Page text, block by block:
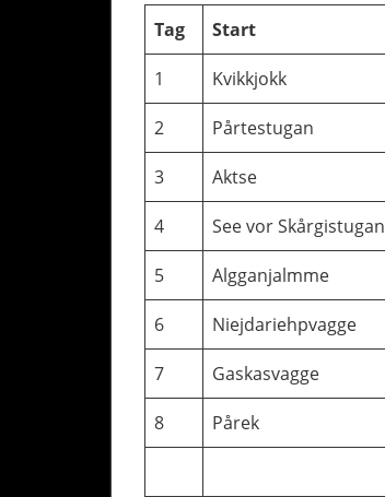
Tag Start
1 Kvikkjokk
2 Pårtestugan
3 Aktse
4 See vor Skårgistugan
5 Algganjalmme
6 Niejdariehpvagge
7 Gaskasvagge
8 Pårek